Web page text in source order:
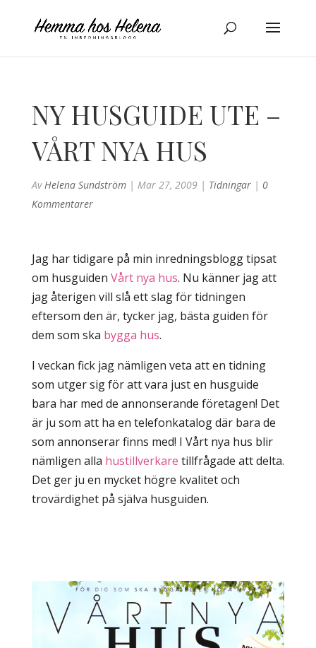
NY HUSGUIDE UTE –
VÅRT NYA HUS
AvHelena Sundström| Mar 27, 2009| Tidningar| 0
Kommentarer
Jag har tidigare på min inredningsblogg tipsat
om husguiden Vårt nya hus. Nu känner jag att
jag återigen vill slå ett slag för tidningen
eftersom den är, tycker jag, bästa guiden för
dem som ska bygga hus.
I veckan fick jag nämligen veta att en tidning
som utger sig för att vara just en husguide
bara har med de annonserande företagen! Det
är ju som att ha en telefonkatalog där bara de
som annonserar finns med! I Vårt nya hus blir
nämligen alla hustillverkare tillfrågade att delta.
Det ger ju en mycket högre kvalitet och
trovärdighet på själva husguiden.